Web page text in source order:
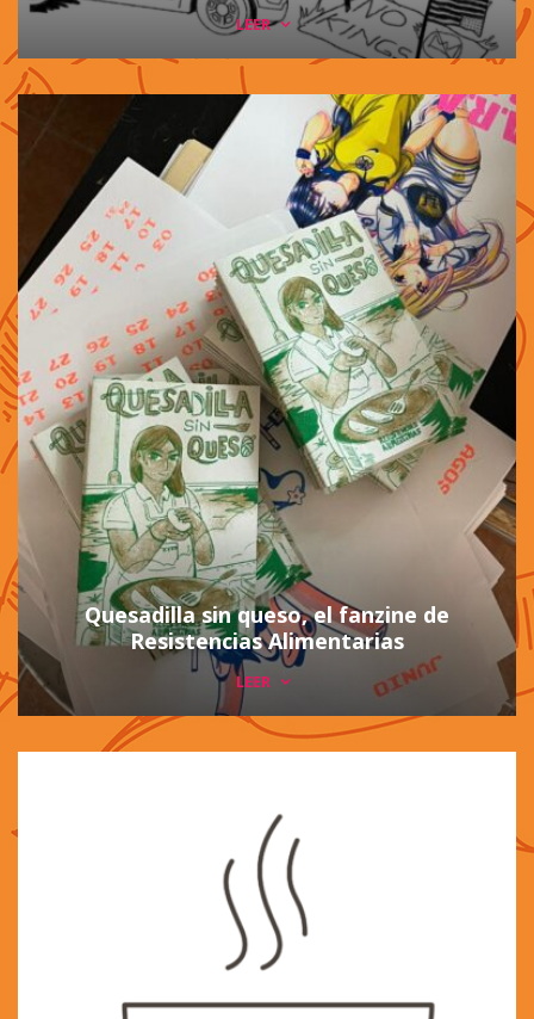
LEER
Quesadilla sin queso, el fanzine de
Resistencias Alimentarias
LEER